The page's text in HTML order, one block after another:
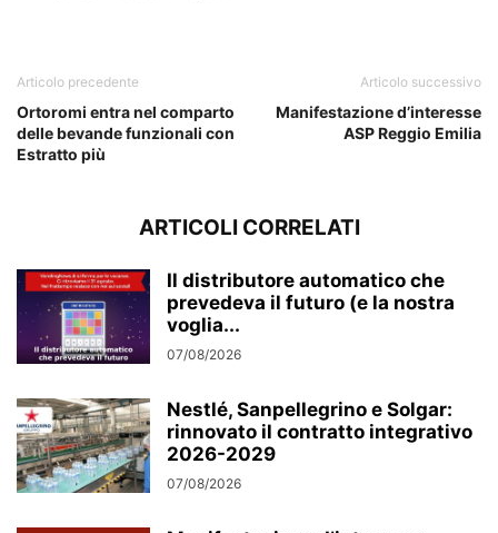
Articolo precedente
Ortoromi entra nel comparto
delle bevande funzionali con
Estratto più
Articolo successivo
Manifestazione d’interesse
ASP Reggio Emilia
ARTICOLI CORRELATI
Il distributore automatico che
prevedeva il futuro (e la nostra
voglia...
07/08/2026
Nestlé, Sanpellegrino e Solgar:
rinnovato il contratto integrativo
2026-2029
07/08/2026